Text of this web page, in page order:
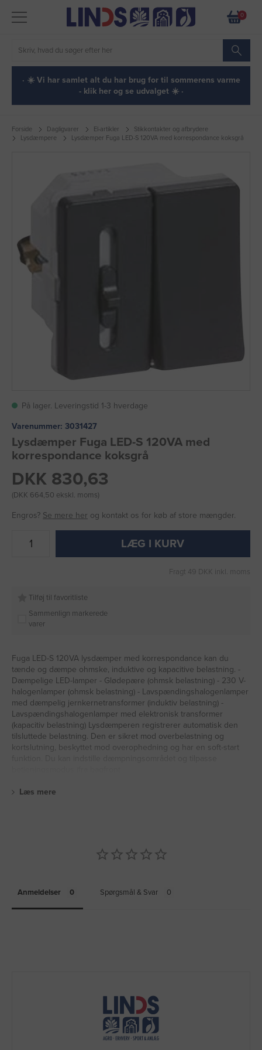
0
· ☀️ Vi har samlet alt du har brug for til sommerens varme
- klik her og se udvalget ☀️ ·
Forside Dagligvarer El-artikler
Stikkontakter og afbrydere
Lysdæmpere
Lysdæmper Fuga LED-S 120VA med korrespondance koksgrå
På lager. Leveringstid 1-3 hverdage
Varenummer: 3031427
Lysdæmper Fuga LED-S 120VA med
korrespondance koksgrå
DKK 830,63
(DKK 664,50 ekskl. moms)
Engros? Se mere her og kontakt os for køb af store mængder.
LÆG I KURV
Fragt 49 DKK inkl. moms
Tilføj til favoritliste
Sammenlign markerede
varer
Fuga LED-S 120VA lysdæmper med korrespondance kan du
tænde og dæmpe ohmske, induktive og kapacitive belastning. -
Dæmpelige LED-lamper - Glødepære (ohmsk belastning) - 230 V-
halogenlamper (ohmsk belastning) - Lavspændingshalogenlamper
med dæmpelig jernkernetransformer (induktiv belastning) -
Lavspændingshalogenlamper med elektronisk transformer
(kapacitiv belastning) Lysdæmperen registrerer automatisk den
tilsluttede belastning. Den er sikret mod overbelastning og
kortslutning, beskyttet mod overophedning og har en soft-start
Læs mere
Anmeldelser Spørgsmål & Svar